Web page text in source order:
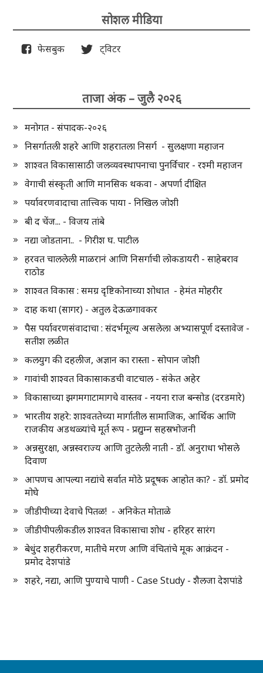
सोशल मीडिया
फेसबुक ट्विटर
ताजा अंक – जुलै २०२६
मनोगत - संपादक-२०२६
निसर्गातली शहरे आणि शहरातला निसर्ग - सुलक्षणा महाजन
शाश्वत विकासासाठी जलव्यवस्थापनाचा पुनर्विचार - रश्मी महाजन
वेगाची संस्कृती आणि मानसिक थकवा - अपर्णा दीक्षित
पर्यावरणवादाचा तात्त्विक पाया - निखिल जोशी
बी द चेंज... - विजय तांबे
नद्या जोडताना.. - गिरीश घ. पाटील
हरवत चाललेली माळरानं आणि निसर्गाची लोकडायरी - साहेबराव
राठोड
शाश्वत विकास : समग्र दृष्टिकोनाच्या शोधात - हेमंत मोहरीर
दाह कथा (सागर) - अतुल देऊळगावकर
पैस पर्यावरणसंवादाचा : संदर्भमूल्य असलेला अभ्यासपूर्ण दस्तावेज -
सतीश लळीत
कलयुग की दहलीज, अज्ञान का रास्ता - सोपान जोशी
गावांची शाश्वत विकासाकडची वाटचाल - संकेत अहेर
विकासाच्या झगमगाटामागचे वास्तव - नयना राज बन्सोड (दरडमारे)
भारतीय शहरे: शाश्वततेच्या मार्गातील सामाजिक, आर्थिक आणि
राजकीय अडथळ्यांचे मूर्त रूप - प्रद्युम्न सहस्रभोजनी
अन्नसुरक्षा, अन्नस्वराज्य आणि तुटलेली नाती - डॉ. अनुराधा भोसले
दिवाण
आपणच आपल्या नद्यांचे सर्वात मोठे प्रदूषक आहोत का? - डॉ. प्रमोद
मोघे
जीडीपीच्या देवाचे पितळ! - अनिकेत मोताळे
जीडीपीपलीकडील शाश्वत विकासाचा शोध - हरिहर सारंग
बेधुंद शहरीकरण, मातीचे मरण आणि वंचितांचे मूक आक्रंदन -
प्रमोद देशपांडे
शहरे, नद्या, आणि पुण्याचे पाणी - Case Study - शैलजा देशपांडे